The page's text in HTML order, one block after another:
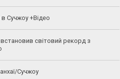
в Сучжоу +Відео
світовий рекорд з
Сучжоу